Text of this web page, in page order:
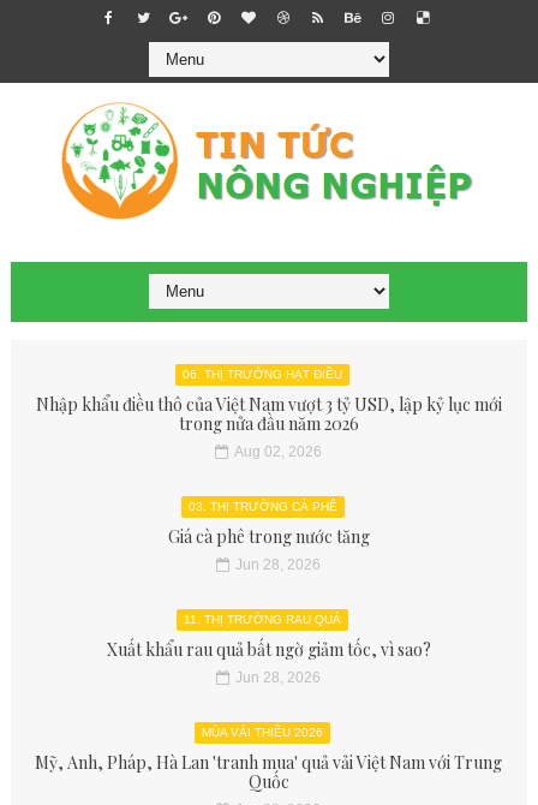
06. THỊ TRƯỜNG HẠT ĐIỀU
Nhập khẩu điều thô của Việt Nam vượt 3 tỷ USD, lập kỷ lục mới
trong nửa đầu năm 2026
Aug 02, 2026
03. THỊ TRƯỜNG CÀ PHÊ
Giá cà phê trong nước tăng
Jun 28, 2026
11. THỊ TRƯỜNG RAU QUẢ
Xuất khẩu rau quả bất ngờ giảm tốc, vì sao?
Jun 28, 2026
MÙA VẢI THIỀU 2026
Mỹ, Anh, Pháp, Hà Lan 'tranh mua' quả vải Việt Nam với Trung
Quốc